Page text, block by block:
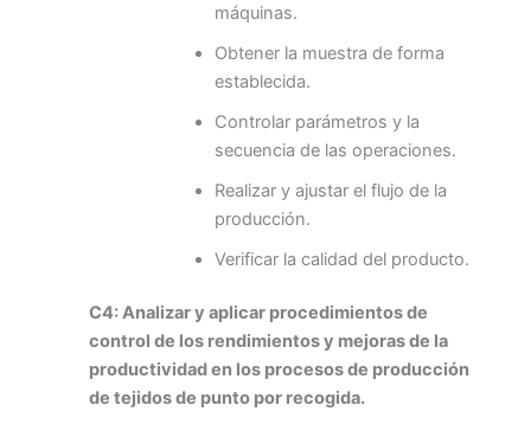
máquinas.
Obtener la muestra de forma
establecida.
Controlar parámetros y la
secuencia de las operaciones.
Realizar y ajustar el flujo de la
producción.
Verificar la calidad del producto.
C4: Analizar y aplicar procedimientos de
control de los rendimientos y mejoras de la
productividad en los procesos de producción
de tejidos de punto por recogida.